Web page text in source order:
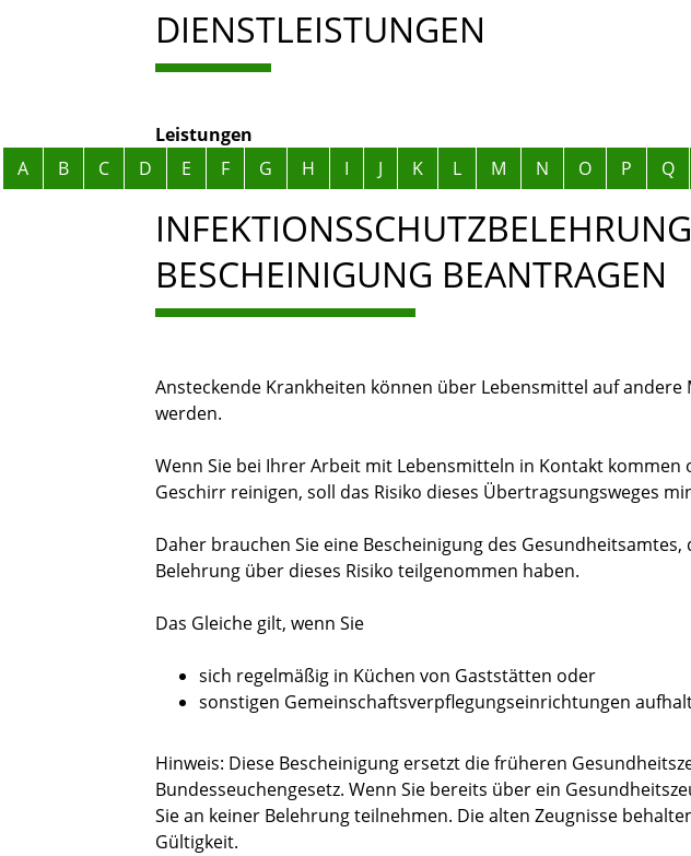
DIENSTLEISTUNGEN
Leistungen
Alphabetisches Register überspringen
A B C D E F G H I J K L M N O P Q
BESCHEINIGUNG BEANTRAGEN
Ansteckende Krankheiten können über Lebensmittel auf andere
werden.
Wenn Sie bei Ihrer Arbeit mit Lebensmitteln in Kontakt kommen
Geschirr reinigen, soll das Risiko dieses Übertragsungsweges
Daher brauchen Sie eine Bescheinigung des Gesundheitsamtes,
Belehrung über dieses Risiko teilgenommen haben.
Das Gleiche gilt, wenn Sie
sich regelmäßig in Küchen von Gaststätten oder
sonstigen Gemeinschaftsverpflegungseinrichtungen
Hinweis: Diese Bescheinigung ersetzt die früheren
Bundesseuchengesetz. Wenn Sie bereits über ein
Sie an keiner Belehrung teilnehmen. Die alten Zeugnisse
Gültigkeit.